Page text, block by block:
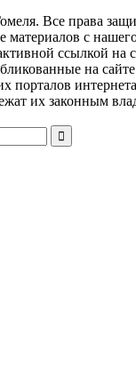
Все права
с нашего
ссылкой на
на
порталов
их законным